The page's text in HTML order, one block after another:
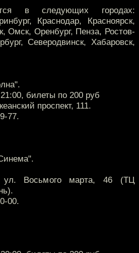
в следующих городах:
Краснодар, Красноярск,
Омск, Оренбург, Пенза, Ростов-
Северодвинск, Хабаровск,
билеты по 200 руб
проспект, 111.
77.
ул. Восьмого марта, 46 (ТЦ
00.